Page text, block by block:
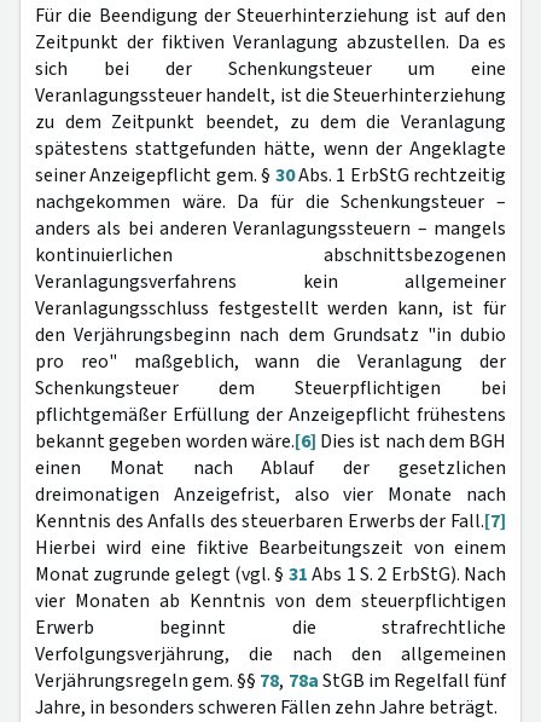
Für die Beendigung der Steuerhinterziehung ist auf den
Zeitpunkt der fiktiven Veranlagung abzustellen. Da es
sich bei der Schenkungsteuer um eine
Veranlagungssteuer handelt, ist die Steuerhinterziehung
zu dem Zeitpunkt beendet, zu dem die Veranlagung
spätestens stattgefunden hätte, wenn der Angeklagte
seiner Anzeigepflicht gem. § 30Abs. 1 ErbStG rechtzeitig
nachgekommen wäre. Da für die Schenkungsteuer –
anders als bei anderen Veranlagungssteuern – mangels
kontinuierlichen abschnittsbezogenen
Veranlagungsverfahrens kein allgemeiner
Veranlagungsschluss festgestellt werden kann, ist für
den Verjährungsbeginn nach dem Grundsatz "in dubio
pro reo" maßgeblich, wann die Veranlagung der
Schenkungsteuer dem Steuerpflichtigen bei
pflichtgemäßer Erfüllung der Anzeigepflicht frühestens
bekannt gegeben worden wäre.[6] Dies ist nach dem BGH
einen Monat nach Ablauf der gesetzlichen
dreimonatigen Anzeigefrist, also vier Monate nach
Kenntnis des Anfalls des steuerbaren Erwerbs der Fall.[7]
Hierbei wird eine fiktive Bearbeitungszeit von einem
Monat zugrunde gelegt (vgl. § 31Abs 1 S. 2 ErbStG). Nach
vier Monaten ab Kenntnis von dem steuerpflichtigen
Erwerb beginnt die strafrechtliche
Verfolgungsverjährung, die nach den allgemeinen
Verjährungsregeln gem. §§ 78, 78aStGB im Regelfall fünf
Jahre, in besonders schweren Fällen zehn Jahre beträgt.